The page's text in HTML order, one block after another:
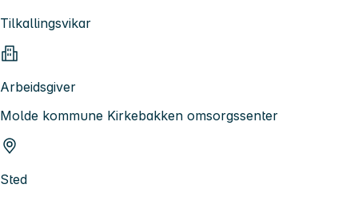
Tilkallingsvikar
Arbeidsgiver
Molde kommune Kirkebakken omsorgssenter
Sted